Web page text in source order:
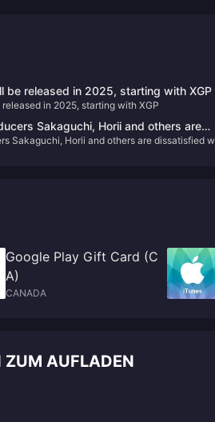
be released in 2025, starting with XGP
in 2025, starting with XGP
Sakaguchi, Horii and others are
to X confirmation
Sakaguchi, Horii and others are dissatisfied
Google Play Gift Card (C
A)
CANADA
ZUM AUFLADEN